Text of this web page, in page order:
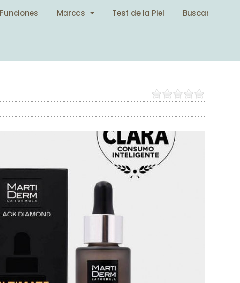
Funciones Marcas Test de la Piel
Buscar